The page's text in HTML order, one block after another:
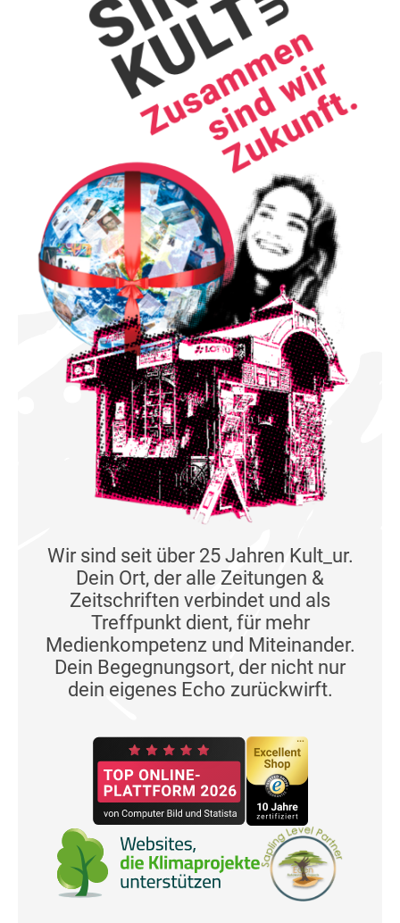
Wir sind seit über 25 Jahren Kult_ur.
Dein Ort, der alle Zeitungen &
Zeitschriften verbindet und als
Treffpunkt dient, für mehr
Medienkompetenz und Miteinander.
Dein Begegnungsort, der nicht nur
dein eigenes Echo zurückwirft.